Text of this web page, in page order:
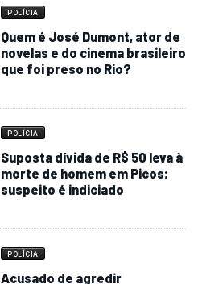
Quem é José Dumont, ator de
novelas e do cinema brasileiro
que foi preso no Rio?
Suposta dívida de R$ 50 leva à
morte de homem em Picos;
suspeito é indiciado